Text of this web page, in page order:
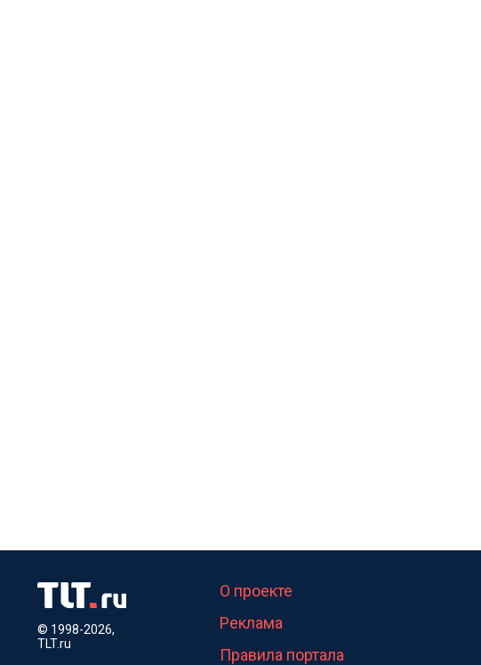
© 1998-2026,
TLT.ru
О проекте
Реклама
Правила портала